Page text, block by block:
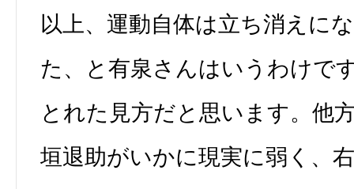
以上、運動自体は立ち消えに
た、と有泉さんはいうわけで
とれた見方だと思います。他
垣退助がいかに現実に弱く、